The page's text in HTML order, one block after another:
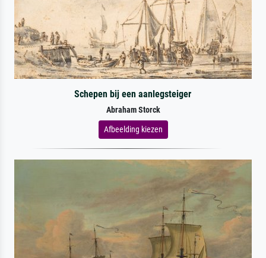
Schepen bij een aanlegsteiger
Abraham Storck
Afbeelding kiezen